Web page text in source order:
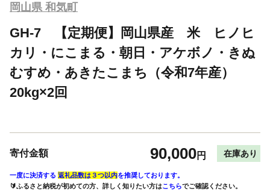
岡山県 和気町
GH-7 【定期便】岡山県産 米 ヒノヒ
カリ・にこまる・朝日・アケボノ・きぬ
むすめ・あきたこまち（令和7年産）
20kg×2回
寄付金額 90,000円 在庫あり
一度に決済する 返礼品数は３つ以内を推奨しております。
🔰ふるさと納税が初めての方、詳しく知りたい方はこちらでご確認ください。